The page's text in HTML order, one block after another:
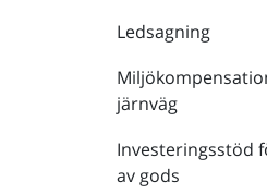
Ledsagning
järnväg
Investeringsstöd
av gods